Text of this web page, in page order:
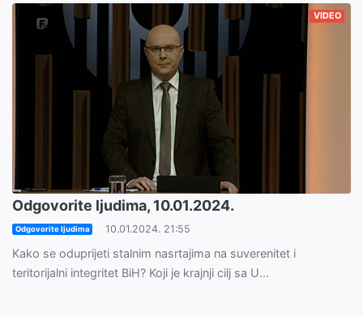
VIDEO
Odgovorite ljudima, 10.01.2024.
Odgovorite ljudima 10.01.2024. 21:55
Kako se oduprijeti stalnim nasrtajima na suverenitet i
teritorijalni integritet BiH? Koji je krajnji cilj sa U...